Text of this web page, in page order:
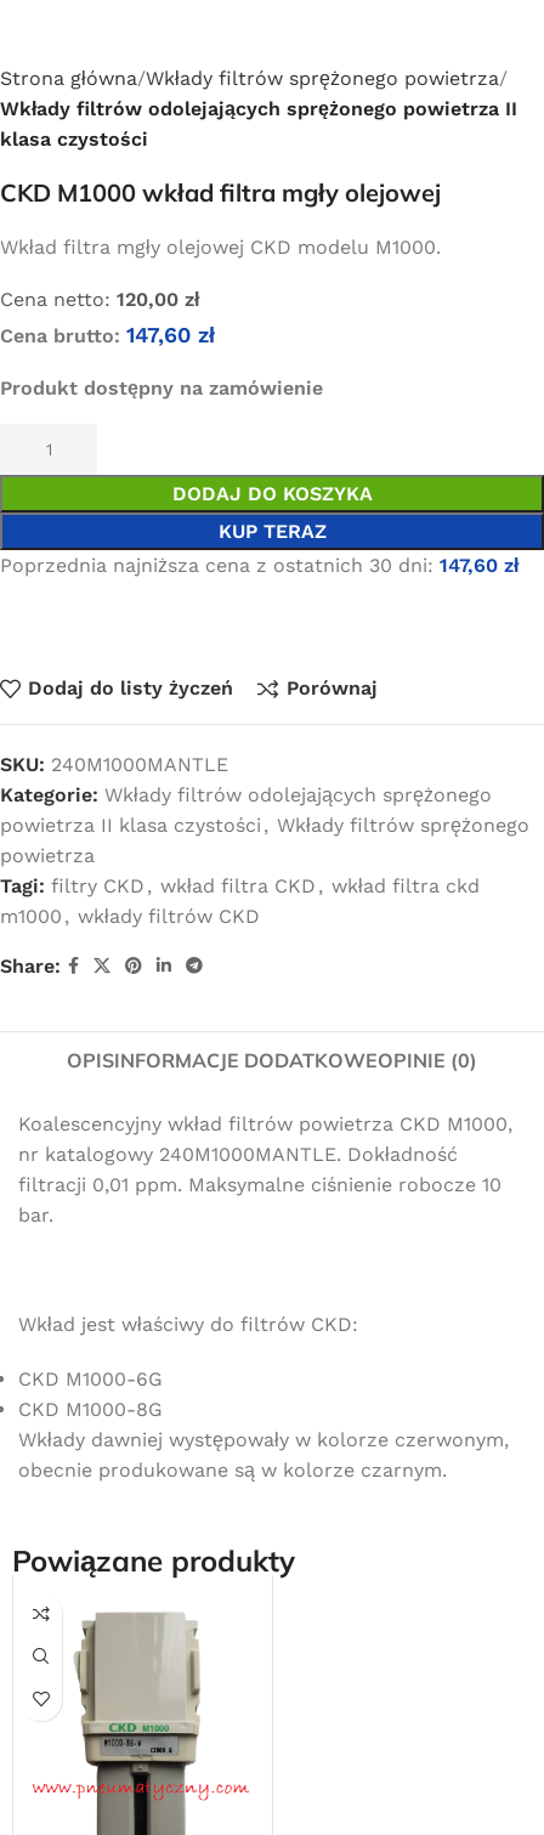
Strona główna Wkłady filtrów sprężonego powietrza
Wkłady filtrów odolejających sprężonego powietrza II
klasa czystości
CKD M1000 wkład filtra mgły olejowej
Wkład filtra mgły olejowej CKD modelu M1000.
Cena netto: 120,00 zł
Cena brutto: 147,60 zł
Produkt dostępny na zamówienie
DODAJ DO KOSZYKA
KUP TERAZ
Poprzednia najniższa cena z ostatnich 30 dni: 147,60 zł
Dodaj do listy życzeń Porównaj
SKU: 240M1000MANTLE
Kategorie: Wkłady filtrów odolejających sprężonego
powietrza II klasa czystości , Wkłady filtrów sprężonego
powietrza
Tagi: filtry CKD , wkład filtra CKD , wkład filtra ckd
m1000 , wkłady filtrów CKD
Share:
OPISINFORMACJE DODATKOWEOPINIE (0)
Koalescencyjny wkład filtrów powietrza CKD M1000,
nr katalogowy 240M1000MANTLE. Dokładność
filtracji 0,01 ppm. Maksymalne ciśnienie robocze 10
bar.
Wkład jest właściwy do filtrów CKD:
CKD M1000-6G
CKD M1000-8G
Wkłady dawniej występowały w kolorze czerwonym,
obecnie produkowane są w kolorze czarnym.
Powiązane produkty